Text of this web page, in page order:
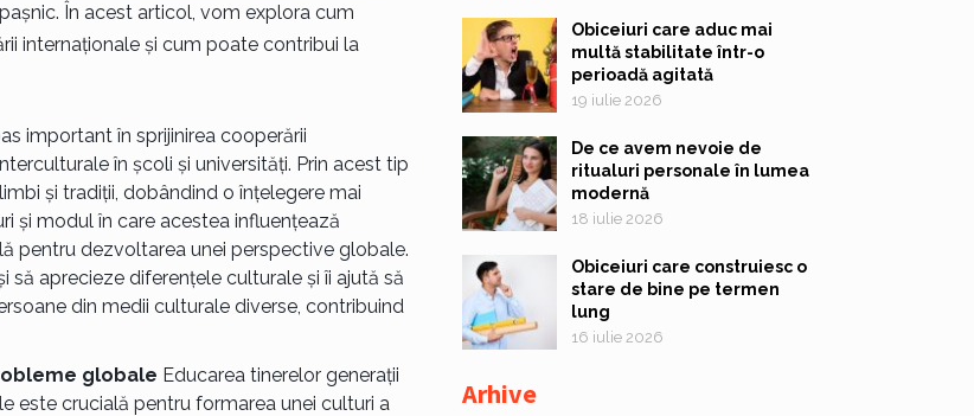
În acest articol, vom explora cum
internaționale și cum poate contribui la
important în sprijinirea cooperării
în școli și universități. Prin acest tip
și tradiții, dobândind o înțelegere mai
și modul în care acestea influențează
pentru dezvoltarea unei perspective globale.
să aprecieze diferențele culturale și îi ajută să
din medii culturale diverse, contribuind
globale Educarea tinerelor generații
este crucială pentru formarea unei culturi a
Obiceiuri care aduc mai
multă stabilitate într-o
perioadă agitată
19 iulie 2026
De ce avem nevoie de
ritualuri personale în lumea
modernă
18 iulie 2026
Obiceiuri care construiesc o
stare de bine pe termen
lung
16 iulie 2026
Arhive